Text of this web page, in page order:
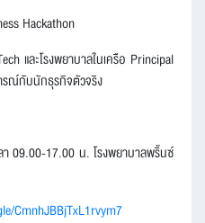
Hackathon
และโรงพยาบาลในเครือ Principal
รณ์กับนักธุรกิจตัวจริง
09.00-17.00 น. โรงพยาบาลพริ้นซ์
CmnhJBBjTxL1rvym7